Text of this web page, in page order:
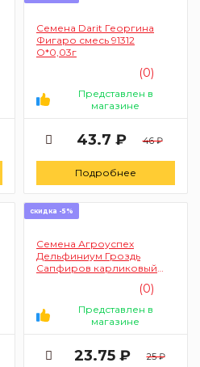
Семена Darit Георгина
Фигаро смесь 91312
О*0,03г
(0)
Представлен в
магазине
43.7 ₽ 46 ₽
Подробнее
скидка -5%
Семена Агроуспех
Дельфиниум Гроздь
Сапфиров карликовый
(0)
Представлен в
магазине
23.75 ₽ 25 ₽